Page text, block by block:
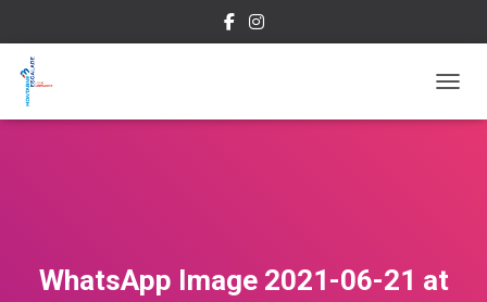
WhatsApp Image 2021-06-21 at